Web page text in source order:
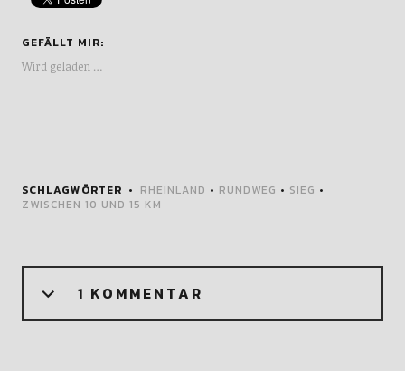
GEFÄLLT MIR:
Wird geladen …
SCHLAGWÖRTER RHEINLAND • RUNDWEG • SIEG •
ZWISCHEN 10 UND 15 KM
1 KOMMENTAR